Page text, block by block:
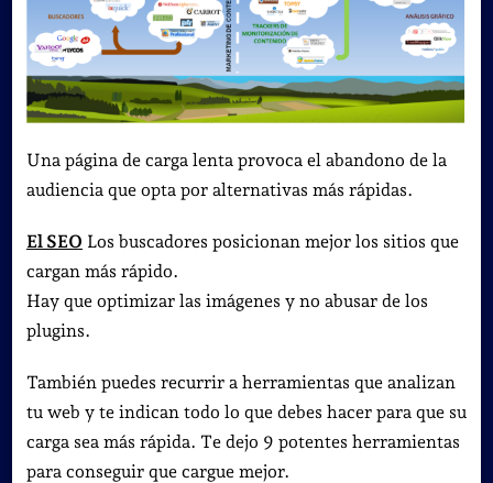
Una página de carga lenta provoca el abandono de la
audiencia que opta por alternativas más rápidas.
El SEO Los buscadores posicionan mejor los sitios que
cargan más rápido.
Hay que optimizar las imágenes y no abusar de los
plugins.
También puedes recurrir a herramientas que analizan
tu web y te indican todo lo que debes hacer para que su
carga sea más rápida. Te dejo 9 potentes herramientas
para conseguir que cargue mejor.